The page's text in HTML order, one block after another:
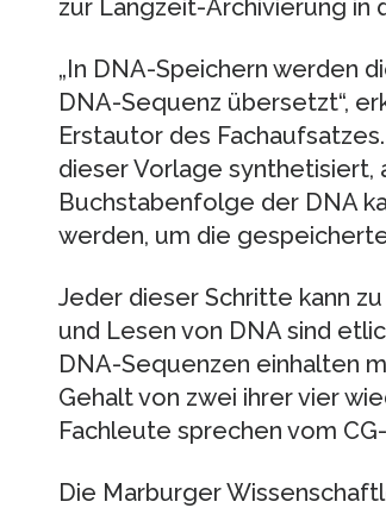
zur Langzeit-Archivierung in
„In DNA-Speichern werden
DNA-Sequenz übersetzt“,
Erstautor des
dieser Vorlage synthetisiert,
Buchstabenfolge der DNA
werden, um die
Jeder dieser Schritte kann
und Lesen von DNA sind
DNA-Sequenzen einhalten
Gehalt von zwei ihrer vier
Fachleute sprechen vom
Die Marburger